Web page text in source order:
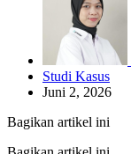
Studi Kasus
Juni 2, 2026
Bagikan artikel ini